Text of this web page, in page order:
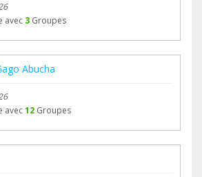
avec 3 Groupes
Abucha
avec12 Groupes